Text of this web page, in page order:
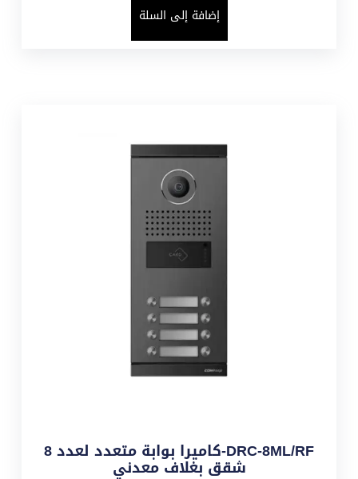
إضافة إلى السلة
DRC-8ML/RF-كاميرا بوابة متعدد لعدد 8
شقق بغلاف معدني